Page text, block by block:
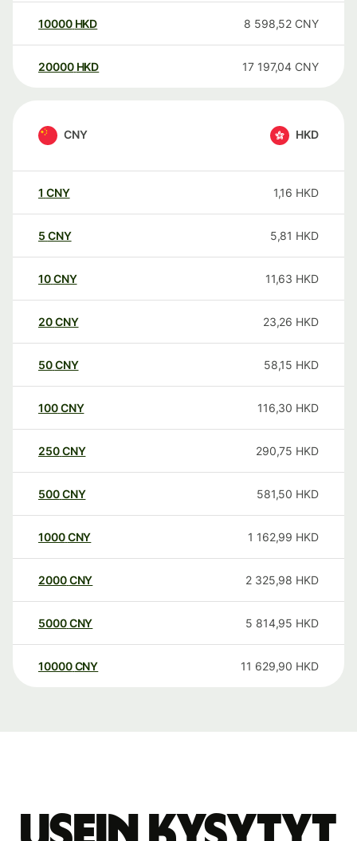
10000 HKD 8 598,52 CNY
20000 HKD 17 197,04 CNY
CNY HKD
1 CNY 1,16 HKD
5 CNY 5,81 HKD
10CNY 11,63 HKD
20CNY 23,26 HKD
50CNY 58,15 HKD
100CNY 116,30 HKD
250CNY 290,75 HKD
500CNY 581,50 HKD
1000CNY 1 162,99 HKD
2000CNY 2 325,98 HKD
5000CNY 5 814,95 HKD
10000 CNY 11 629,90 HKD